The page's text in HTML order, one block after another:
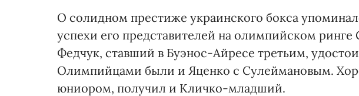
О солидном престиже украинского бокса
успехи его представителей на олимпийском
Федчук, ставший в Буэнос-Айресе третьим,
Олимпийцами были и Яценко с Сулеймановым.
юниором, получил и Кличко-младший.